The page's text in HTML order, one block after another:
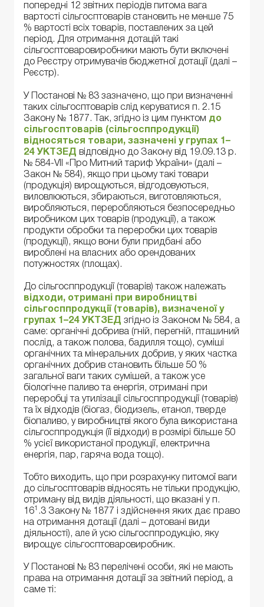
попередні 12 звітних періодів питома вага
вартості сільгосптоварів становить не менше 75
% вартості всіх товарів, поставлених за цей
період. Для отримання дотацій такі
сільгосптоваровиробники мають бути включені
до Реєстру отримувачів бюджетної дотації (далі –
Реєстр).
У Постанові № 83 зазначено, що при визначенні
таких сільгосптоварів слід керуватися п. 2.15
Закону № 1877. Так, згідно із цим пунктом до
сільгосптоварів (сільгосппродукції)
відносяться товари, зазначені у групах 1–
24 УКТЗЕД відповідно до Закону від 19.09.13 р.
№ 584-VII «Про Митний тариф України» (далі –
Закон № 584), якщо при цьому такі товари
(продукція) вирощуються, відгодовуються,
виловлюються, збираються, виготовляються,
виробляються, переробляються безпосередньо
виробником цих товарів (продукції), а також
продукти обробки та переробки цих товарів
(продукції), якщо вони були придбані або
вироблені на власних або орендованих
потужностях (площах).
До сільгосппродукції (товарів) також належать
відходи, отримані при виробництві
сільгосппродукції (товарів), визначеної у
групах 1–24 УКТЗЕД згідно із Законом № 584, а
саме: органічні добрива (гній, перегній, пташиний
послід, а також полова, бадилля тощо), суміші
органічних та мінеральних добрив, у яких частка
органічних добрив становить більше 50 %
загальної ваги таких сумішей, а також усе
біологічне паливо та енергія, отримані при
переробці та утилізації сільгосппродукції (товарів)
та їх відходів (біогаз, біодизель, етанол, тверде
біопаливо, у виробництві якого була використана
сільгосппродукція (її відходи) в розмірі більше 50
% усієї використаної продукції, електрична
енергія, пар, гаряча вода тощо).
Тобто виходить, що при розрахунку питомої ваги
до сільгосптоварів відносять не тільки продукцію,
отриману від видів діяльності, що вказані у п.
161 .3 Закону № 1877 і здійснення яких дає право
на отримання дотації (далі – дотовані види
діяльності), але й усю сільгосппродукцію, яку
вирощує сільгосптоваровиробник.
У Постанові № 83 перелічені особи, які не мають
права на отримання дотації за звітний період, а
саме ті: